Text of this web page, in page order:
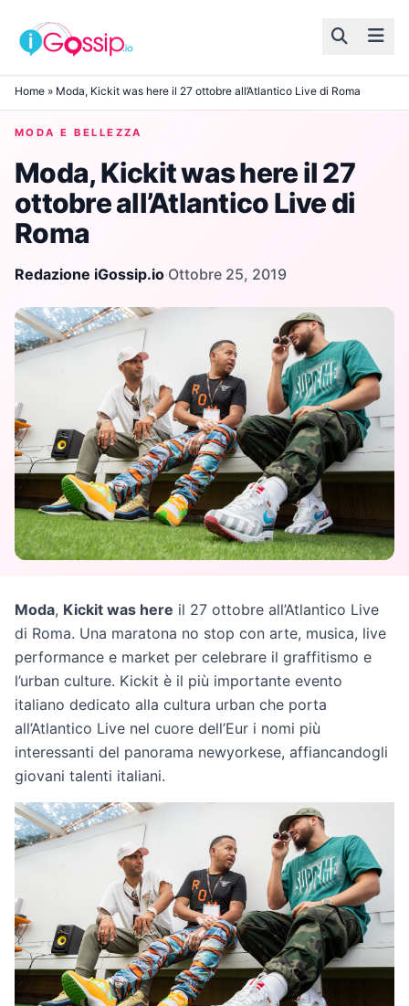
Skip to content
Home » Moda, Kickit was here il 27 ottobre all’Atlantico Live di Roma
MODA E BELLEZZA
Moda, Kickit was here il 27
ottobre all’Atlantico Live di
Roma
Redazione iGossip.io·Ottobre 25, 2019
Moda, Kickit was here il 27 ottobre all’Atlantico Live
di Roma. Una maratona no stop con arte, musica, live
performance e market per celebrare il graffitismo e
l’urban culture. Kickit è il più importante evento
italiano dedicato alla cultura urban che porta
all’Atlantico Live nel cuore dell’Eur i nomi più
interessanti del panorama newyorkese, affiancandogli
giovani talenti italiani.